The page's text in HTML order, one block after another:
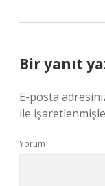
Bir yanıt
E-posta
ile
Yorum